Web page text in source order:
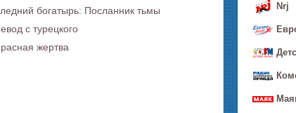
богатырь: Посланник тьмы
с турецкого
жертва
Nrj